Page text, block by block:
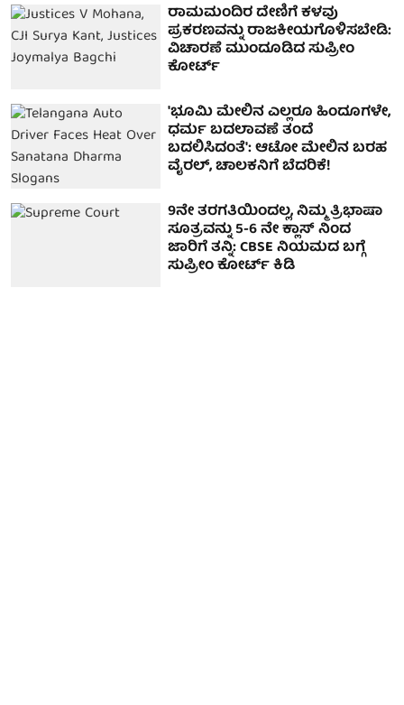
ರಾಮಮಂದಿರ ದೇಣಿಗೆ ಕಳವು
ಪ್ರಕರಣವನ್ನು ರಾಜಕೀಯಗೊಳಿಸಬೇಡಿ:
ವಿಚಾರಣೆ ಮುಂದೂಡಿದ ಸುಪ್ರೀಂ
ಕೋರ್ಟ್
'ಭೂಮಿ ಮೇಲಿನ ಎಲ್ಲರೂ ಹಿಂದೂಗಳೇ,
ಧರ್ಮ ಬದಲಾವಣೆ ತಂದೆ
ಬದಲಿಸಿದಂತೆ': ಆಟೋ ಮೇಲಿನ ಬರಹ
ವೈರಲ್, ಚಾಲಕನಿಗೆ ಬೆದರಿಕೆ!
9ನೇ ತರಗತಿಯಿಂದಲ್ಲ, ನಿಮ್ಮ ತ್ರಿಭಾಷಾ
ಸೂತ್ರವನ್ನು 5-6 ನೇ ಕ್ಲಾಸ್ ನಿಂದ
ಜಾರಿಗೆ ತನ್ನಿ: CBSE ನಿಯಮದ ಬಗ್ಗೆ
ಸುಪ್ರೀಂ ಕೋರ್ಟ್ ಕಿಡಿ